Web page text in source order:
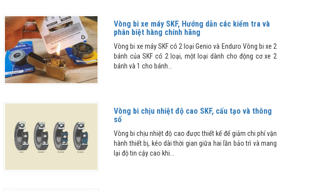
Vòng bi xe máy SKF, Hướng dẫn các kiểm tra và
phân biệt hàng chính hãng
Vòng bi xe máy SKF có 2 loại Genio và Enduro Vòng bi xe 2
bánh của SKF có 2 loại, một loại dành cho động cơ xe 2
bánh và 1 cho bánh...
Vòng bi chịu nhiệt độ cao SKF, cấu tạo và thông
số
Vòng bi chịu nhiệt độ cao được thiết kế để giảm chi phí vận
hành thiết bị, kéo dài thời gian giữa hai lần bảo trì và mang
lại độ tin cậy cao khi...